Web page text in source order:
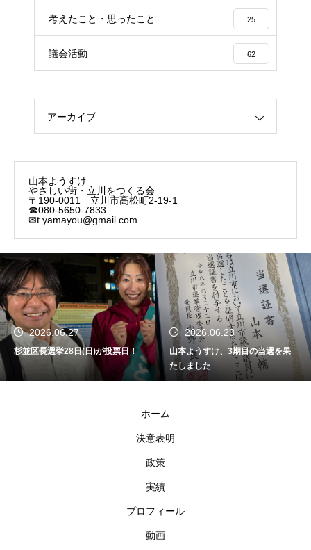
考えたこと・思ったこと 25
議会活動 62
アーカイブ
山本ようすけ
やさしい街・立川をつくる会
〒190-0011 立川市高松町2-19-1
☎080-5650-7833
✉t.yamayou@gmail.com
2026.06.27
杉並区長選挙28日(日)が投票日！
2026.06.23
山本ようすけ、3期目の当選を果
たしました
ホーム
決意表明
政策
実績
プロフィール
動画